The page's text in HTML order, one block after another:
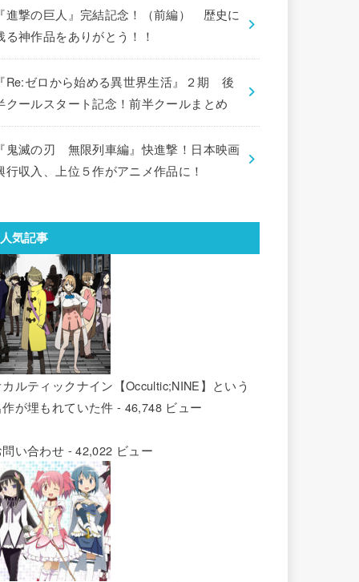
進撃の巨人』完結記念！（前編） 歴史に
る神作品をありがとう！！
Re:ゼロから始める異世界生活』２期 後
クールスタート記念！前半クールまとめ
鬼滅の刃 無限列車編』快進撃！日本映画
行収入、上位５作がアニメ作品に！
人気記事
ルティックナイン【Occultic;NINE】という
が埋もれていた件 - 46,748 ビュー
い合わせ - 42,022 ビュー